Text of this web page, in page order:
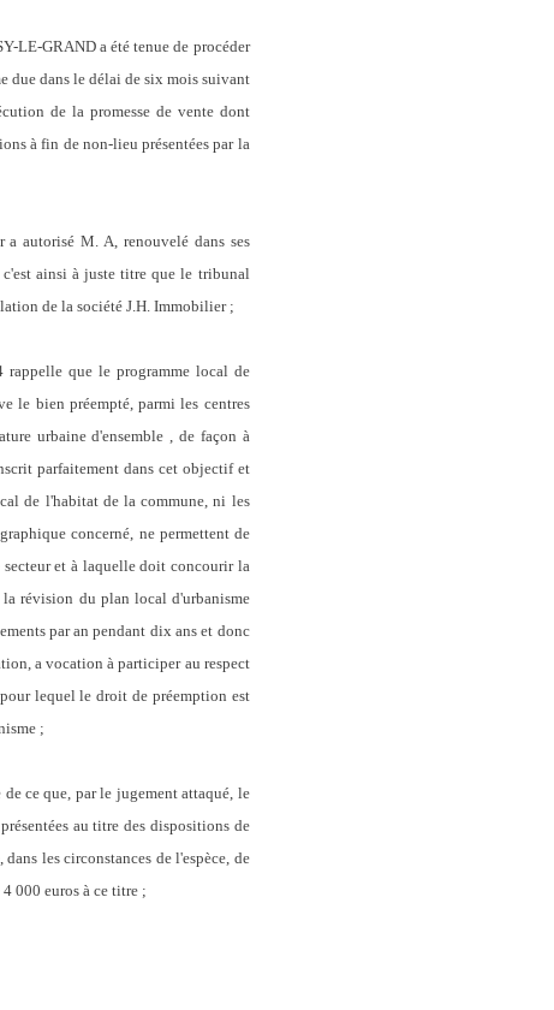
LE-GRAND a été tenue de procéder
due dans le délai de six mois suivant
de la promesse de vente dont
à fin de non-lieu présentées par la
autorisé M. A, renouvelé dans ses
ainsi à juste titre que le tribunal
de la société J.H. Immobilier ;
rappelle que le programme local de
le bien préempté, parmi les centres
urbaine d'ensemble , de façon à
parfaitement dans cet objectif et
de l'habitat de la commune, ni les
concerné, ne permettent de
et à laquelle doit concourir la
révision du plan local d'urbanisme
par an pendant dix ans et donc
a vocation à participer au respect
lequel le droit de préemption est
;
ce que, par le jugement attaqué, le
au titre des dispositions de
les circonstances de l'espèce, de
000 euros à ce titre ;